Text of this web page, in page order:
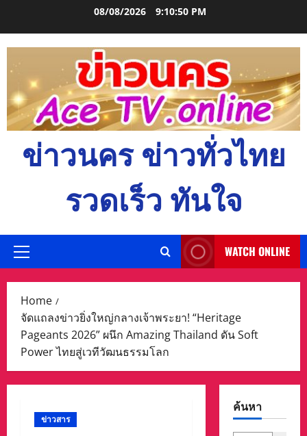
08/08/2026 9:10:51 PM
ข่าวนคร ข่าวทั่วไทย
รวดเร็ว ทันใจ
Primary
WATCH ONLINE
Home
จัดแถลงข่าวยิ่งใหญ่กลางเจ้าพระยา! “Heritage
Pageants 2026” ผนึก Amazing Thailand ดัน Soft
Power ไทยสู่เวทีวัฒนธรรมโลก
ข่าวสาร
ค้นหา